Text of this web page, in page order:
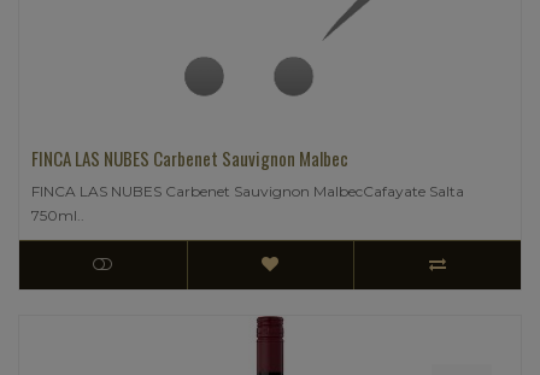
FINCA LAS NUBES Carbenet Sauvignon Malbec
FINCA LAS NUBES Carbenet Sauvignon MalbecCafayate Salta
750ml..